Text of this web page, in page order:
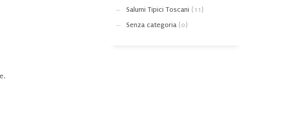
Salumi Tipici Toscani (11)
Senza categoria (0)